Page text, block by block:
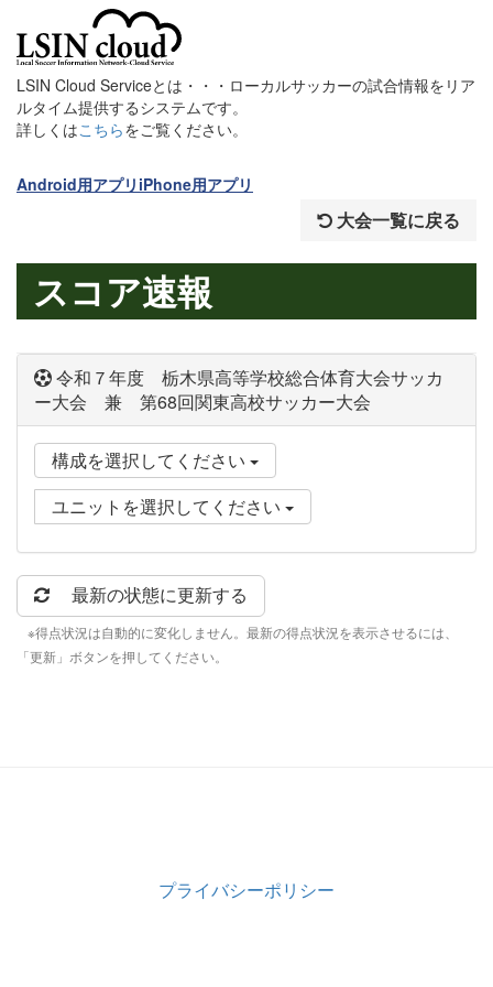
LSIN Cloud Serviceとは・・・ローカルサッカーの試合情報をリア
ルタイム提供するシステムです。
詳しくはこちらをご覧ください。
Android用アプリ iPhone用アプリ
大会一覧に戻る
スコア速報
令和７年度 栃木県高等学校総合体育大会サッカ
ー大会 兼 第68回関東高校サッカー大会
構成を選択してください
ユニットを選択してください
最新の状態に更新する
※得点状況は自動的に変化しません。最新の得点状況を表示させるには、
「更新」ボタンを押してください。
プライバシーポリシー